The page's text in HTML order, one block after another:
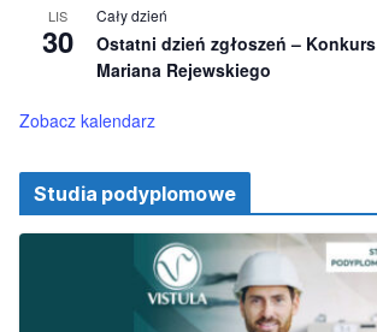
o
n
e
LIS
30
Cały dzień
Ostatni dzień zgłoszeń –
Mariana Rejewskiego
Zobacz kalendarz
Studia podyplomowe